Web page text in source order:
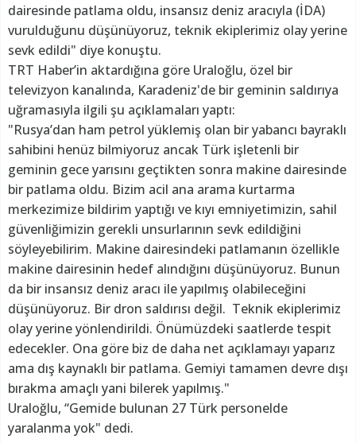
dairesinde patlama oldu, insansız deniz aracıyla (İDA)
vurulduğunu düşünüyoruz, teknik ekiplerimiz olay yerine
sevk edildi" diye konuştu.
TRT Haber’in aktardığına göre Uraloğlu, özel bir
televizyon kanalında, Karadeniz'de bir geminin saldırıya
uğramasıyla ilgili şu açıklamaları yaptı:
"Rusya’dan ham petrol yüklemiş olan bir yabancı bayraklı
sahibini henüz bilmiyoruz ancak Türk işletenli bir
geminin gece yarısını geçtikten sonra makine dairesinde
bir patlama oldu. Bizim acil ana arama kurtarma
merkezimize bildirim yaptığı ve kıyı emniyetimizin, sahil
güvenliğimizin gerekli unsurlarının sevk edildiğini
söyleyebilirim. Makine dairesindeki patlamanın özellikle
makine dairesinin hedef alındığını düşünüyoruz. Bunun
da bir insansız deniz aracı ile yapılmış olabileceğini
düşünüyoruz. Bir dron saldırısı değil. Teknik ekiplerimiz
olay yerine yönlendirildi. Önümüzdeki saatlerde tespit
edecekler. Ona göre biz de daha net açıklamayı yaparız
ama dış kaynaklı bir patlama. Gemiyi tamamen devre dışı
bırakma amaçlı yani bilerek yapılmış."
Uraloğlu, “Gemide bulunan 27 Türk personelde
yaralanma yok" dedi.